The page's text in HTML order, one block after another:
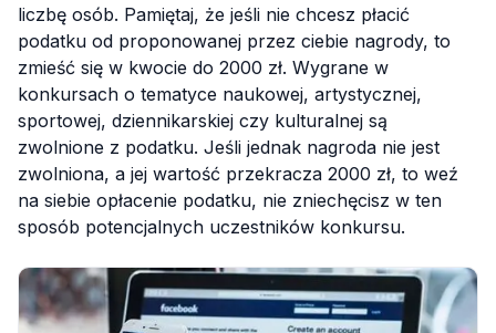
liczbę osób. Pamiętaj, że jeśli nie chcesz płacić
podatku od proponowanej przez ciebie nagrody, to
zmieść się w kwocie do 2000 zł. Wygrane w
konkursach o tematyce naukowej, artystycznej,
sportowej, dziennikarskiej czy kulturalnej są
zwolnione z podatku. Jeśli jednak nagroda nie jest
zwolniona, a jej wartość przekracza 2000 zł, to weź
na siebie opłacenie podatku, nie zniechęcisz w ten
sposób potencjalnych uczestników konkursu.